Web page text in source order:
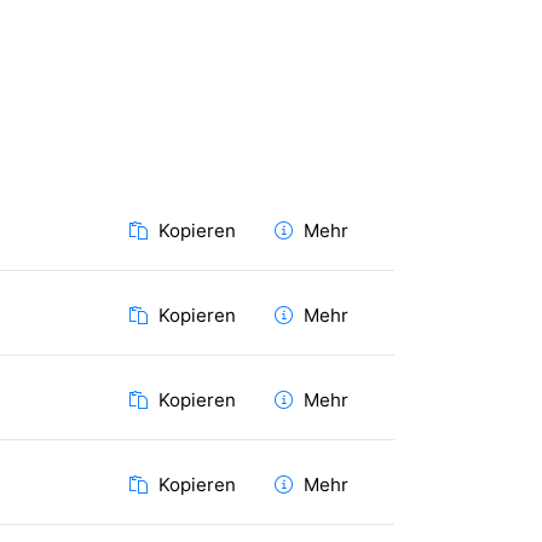
Kopieren Mehr
Kopieren Mehr
Kopieren Mehr
Kopieren Mehr